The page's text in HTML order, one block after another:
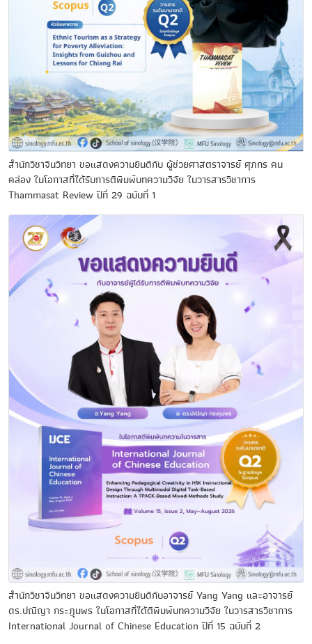
สำนักวิชาจีนวิทยา ขอแสดงความยินดีกับ ผู้ช่วยศาสตราจารย์ ศุภกร คน
คล่อง ในโอกาสที่ได้รับการตีพิมพ์บทความวิจัย ในวารสารวิชาการ
Thammasat Review ปีที่ 29 ฉบับที่ 1
สำนักวิชาจีนวิทยา ขอแสดงความยินดีกับอาจารย์ Yang Yang และอาจารย์
ดร.ปณีญา กระฎุมพร ในโอกาสที่ได้ตีพิมพ์บทความวิจัย ในวารสารวิชาการ
International Journal of Chinese Education ปีที่ 15 ฉบับที่ 2